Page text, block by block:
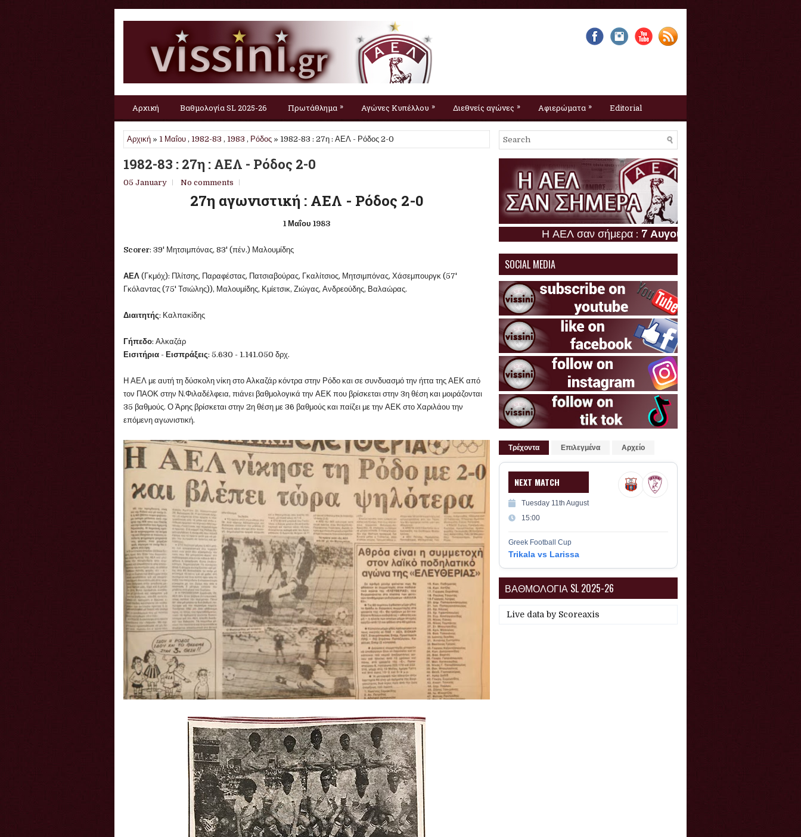
Αρχική Βαθμολογία SL 2025-26 Πρωτάθλημα » Αγώνες Κυπέλλου » Διεθνείς αγώνες » Αφιερώματα » Editorial
Αρχική » 1 Μαΐου , 1982-83 , 1983 , Ρόδος » 1982-83 : 27η : ΑΕΛ - Ρόδος 2-0
1982-83 : 27η : ΑΕΛ - Ρόδος 2-0
05 January No comments
27η αγωνιστική : ΑΕΛ - Ρόδος 2-0
1 Μαΐου 1983
Scorer: 39' Μητσιμπόνας, 83' (πέν.) Μαλουμίδης
ΑΕΛ (Γκμόχ): Πλίτσης, Παραφέστας, Πατσιαβούρας, Γκαλίτσιος, Μητσιμπόνας, Χάσεμπουργκ (57'
Γκόλαντας (75' Τσιώλης)), Μαλουμίδης, Κμίετσικ, Ζιώγας, Ανδρεούδης, Βαλαώρας.
Διαιτητής: Καλπακίδης
Γήπεδο: Αλκαζάρ
Εισιτήρια - Εισπράξεις: 5.630 - 1.141.050 δρχ.
Η ΑΕΛ με αυτή τη δύσκολη νίκη στο Αλκαζάρ κόντρα στην Ρόδο και σε συνδυασμό την ήττα της ΑΕΚ από
τον ΠΑΟΚ στην Ν.Φιλαδέλφεια, πιάνει βαθμολογικά την ΑΕΚ που βρίσκεται στην 3η θέση και μοιράζονται
35 βαθμούς. Ο Άρης βρίσκεται στην 2η θέση με 36 βαθμούς και παίζει με την ΑΕΚ στο Χαριλάου την
επόμενη αγωνιστική.
Η ΑΕΛ σαν σήμερα :7 Αυγούστου
SOCIAL MEDIA
Τρέχοντα Επιλεγμένα Αρχείο
NEXT MATCH
Tuesday 11th August
15:00
Greek Football Cup
Trikala vs Larissa
ΒΑΘΜΟΛΟΓΙΑ SL 2025-26
Live data by Scoreaxis